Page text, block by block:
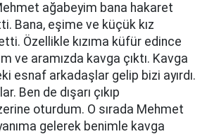
ağabeyim bana hakaret
Bana, eşime ve küçük kız
Özellikle kızıma küfür edince
ve aramızda kavga çıktı. Kavga
esnaf arkadaşlar gelip bizi ayırdı.
Ben de dışarı çıkıp
oturdum. O sırada Mehmet
gelerek benimle kavga